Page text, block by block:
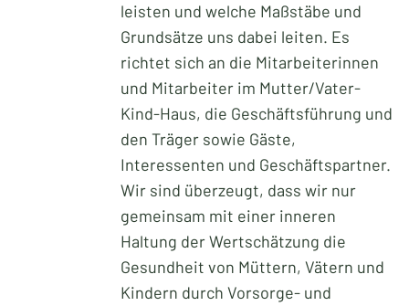
leisten und welche Maßstäbe und
Grundsätze uns dabei leiten. Es
richtet sich an die Mitarbeiterinnen
und Mitarbeiter im Mutter/Vater-
Kind-Haus, die Geschäftsführung und
den Träger sowie Gäste,
Interessenten und Geschäftspartner.
Wir sind überzeugt, dass wir nur
gemeinsam mit einer inneren
Haltung der Wertschätzung die
Gesundheit von Müttern, Vätern und
Kindern durch Vorsorge- und